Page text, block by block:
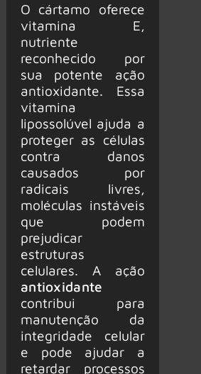
O cártamo oferece
vitamina E,
nutriente
reconhecido por
sua potente ação
antioxidante. Essa
vitamina
lipossolúvel ajuda a
proteger as células
contra danos
causados por
radicais livres,
moléculas instáveis
que podem
prejudicar
estruturas
celulares. A ação
antioxidante
contribui para
manutenção da
integridade celular
e pode ajudar a
retardar processos